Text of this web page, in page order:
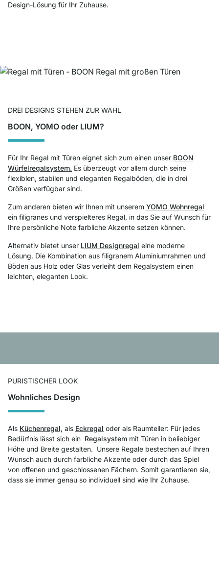
Design-Lösung für Ihr Zuhause.
DREI DESIGNS STEHEN ZUR WAHL
BOON, YOMO oder LIUM?
Für Ihr Regal mit Türen eignet sich zum einen unser BOON
Würfelregalsystem. Es überzeugt vor allem durch seine
flexiblen, stabilen und eleganten Regalböden, die in drei
Größen verfügbar sind.
Zum anderen bieten wir Ihnen mit unserem YOMO Wohnregal
ein filigranes und verspielteres Regal, in das Sie auf Wunsch für
Ihre persönliche Note farbliche Akzente setzen können.
Alternativ bietet unser LIUM Designregal eine moderne
Lösung. Die Kombination aus filigranem Aluminiumrahmen und
Böden aus Holz oder Glas verleiht dem Regalsystem einen
leichten, eleganten Look.
PURISTISCHER LOOK
Wohnliches Design
Als Küchenregal, als Eckregal oder als Raumteiler: Für jedes
Bedürfnis lässt sich ein Regalsystem mit Türen in beliebiger
Höhe und Breite gestalten. Unsere Regale bestechen auf Ihren
Wunsch auch durch farbliche Akzente oder durch das Spiel
von offenen und geschlossenen Fächern. Somit garantieren sie,
dass sie immer genau so individuell sind wie Ihr Zuhause.